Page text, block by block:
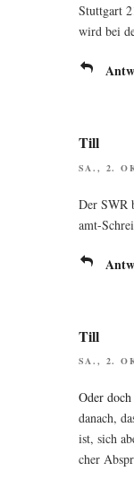
Stutt­gart
wird bei
Till
SA., 2.
Der SWR
amt-
Till
SA., 2.
Oder
danach,
ist, sich
cher